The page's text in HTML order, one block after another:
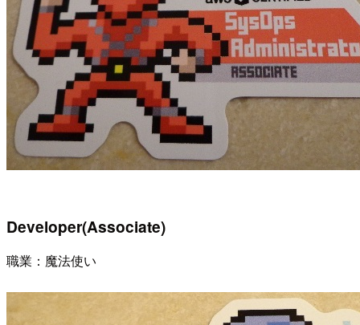
Developer(Associate)
職業：魔法使い